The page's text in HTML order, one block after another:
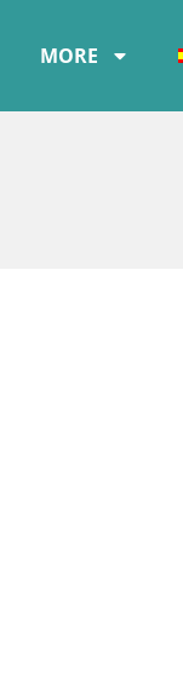
MORE